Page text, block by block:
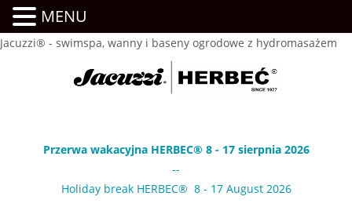
Jacuzzi® - swimspa, wanny i baseny ogrodowe z hydromasażem
Przerwa wakacyjna HERBEC® 8 - 17 sierpnia 2026
--
Holiday break HERBEC® 8 - 17 August 2026
MENU